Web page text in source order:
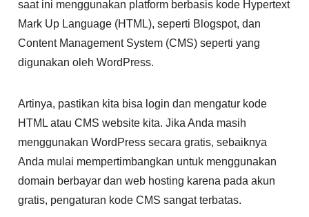
saat ini menggunakan platform berbasis kode Hypertext
Mark Up Language (HTML), seperti Blogspot, dan
Content Management System (CMS) seperti yang
digunakan oleh WordPress.
Artinya, pastikan kita bisa login dan mengatur kode
HTML atau CMS website kita. Jika Anda masih
menggunakan WordPress secara gratis, sebaiknya
Anda mulai mempertimbangkan untuk menggunakan
domain berbayar dan web hosting karena pada akun
gratis, pengaturan kode CMS sangat terbatas.